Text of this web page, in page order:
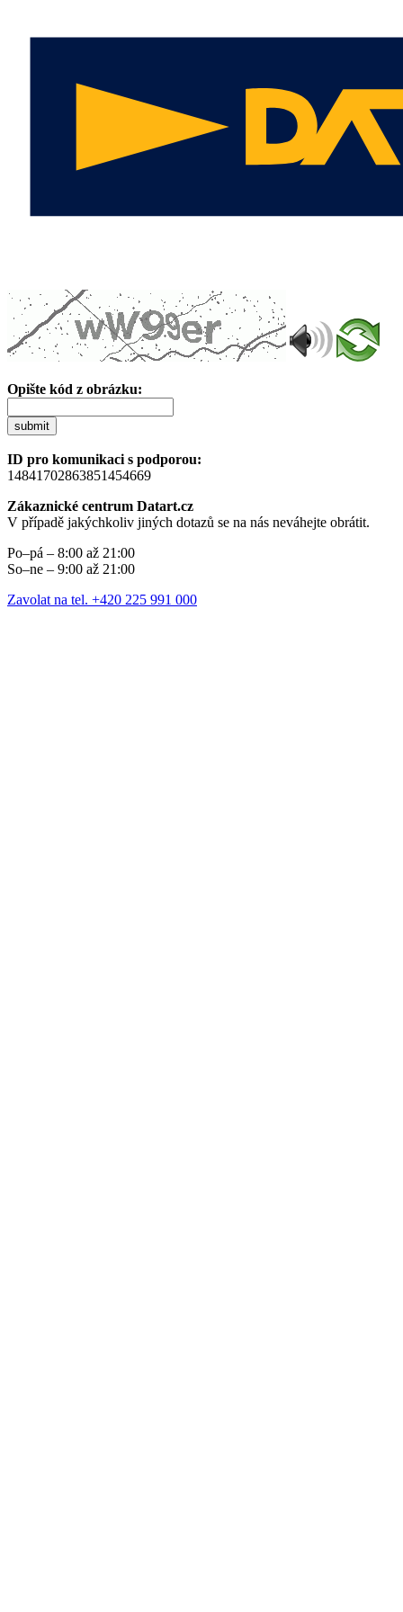
Opište kód z obrázku:
submit
ID pro komunikaci s podporou:
14841702863851454669
Zákaznické centrum Datart.cz
V případě jakýchkoliv jiných dotazů se na nás neváhejte obrátit.
Po–pá – 8:00 až 21:00
So–ne – 9:00 až 21:00
Zavolat na tel. +420 225 991 000